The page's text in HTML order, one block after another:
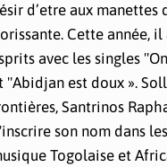
d’etre aux manettes
Cette année, il
avec les singles
"Abidjan est doux ».
Santrinos
son nom dans
Togolaise et